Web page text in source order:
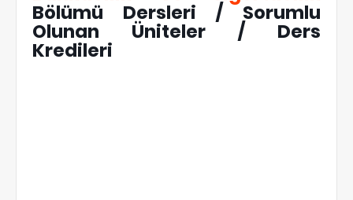
Bölümü Dersleri / Sorumlu
Olunan Üniteler / Ders
Kredileri